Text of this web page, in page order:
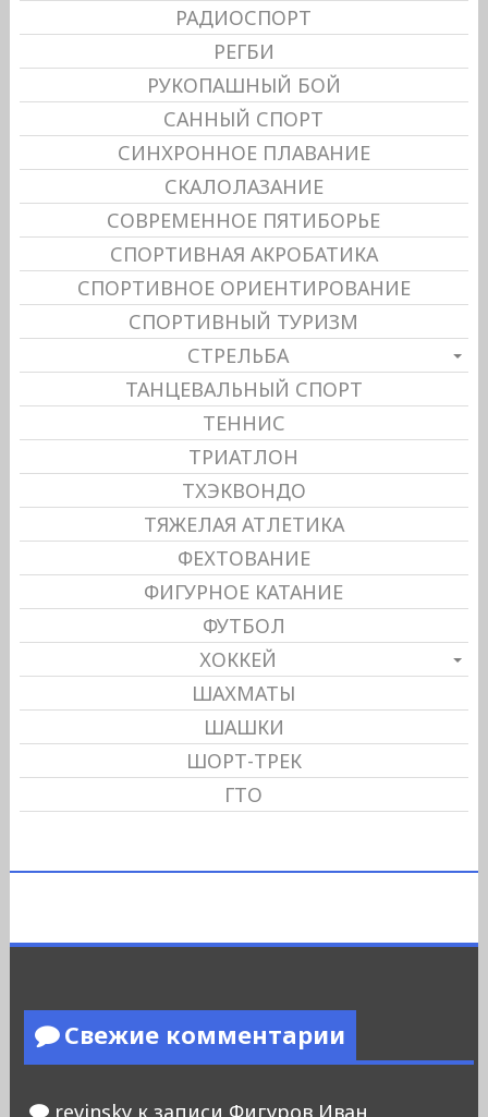
РАДИОСПОРТ
РЕГБИ
РУКОПАШНЫЙ БОЙ
САННЫЙ СПОРТ
СИНХРОННОЕ ПЛАВАНИЕ
СКАЛОЛАЗАНИЕ
СОВРЕМЕННОЕ ПЯТИБОРЬЕ
СПОРТИВНАЯ АКРОБАТИКА
СПОРТИВНОЕ ОРИЕНТИРОВАНИЕ
СПОРТИВНЫЙ ТУРИЗМ
СТРЕЛЬБА
ТАНЦЕВАЛЬНЫЙ СПОРТ
ТЕННИС
ТРИАТЛОН
ТХЭКВОНДО
ТЯЖЕЛАЯ АТЛЕТИКА
ФЕХТОВАНИЕ
ФИГУРНОЕ КАТАНИЕ
ФУТБОЛ
ХОККЕЙ
ШАХМАТЫ
ШАШКИ
ШОРТ-ТРЕК
ГТО
Свежие комментарии